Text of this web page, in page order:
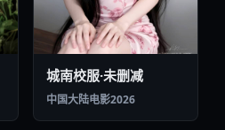
城南校服·未删减
中国大陆电影2026